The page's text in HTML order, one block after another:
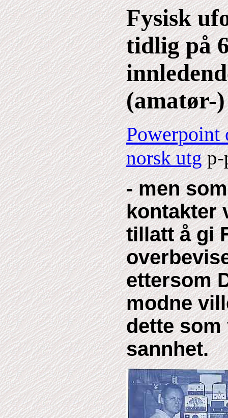
Fysisk
tidlig på
(amatør-
Powerpoint
norsk utgp-
- men
kontakter
tillatt å gi
ettersom
modne
dette
sannhet.